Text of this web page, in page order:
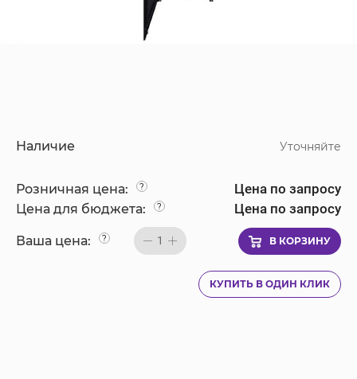
Наличие Уточняйте
Розничная цена: ? Цена по запросу
Цена для бюджета: ? Цена по запросу
Ваша цена: ? 1 В КОРЗИНУ
КУПИТЬ В ОДИН КЛИК